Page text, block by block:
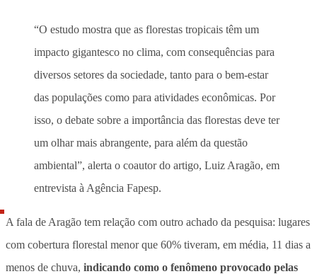
“O estudo mostra que as florestas tropicais têm um
impacto gigantesco no clima, com consequências para
diversos setores da sociedade, tanto para o bem-estar
das populações como para atividades econômicas. Por
isso, o debate sobre a importância das florestas deve ter
um olhar mais abrangente, para além da questão
ambiental”, alerta o coautor do artigo, Luiz Aragão, em
entrevista à Agência Fapesp.
A fala de Aragão tem relação com outro achado da pesquisa: lugares
com cobertura florestal menor que 60% tiveram, em média, 11 dias a
menos de chuva, indicando como o fenômeno provocado pelas